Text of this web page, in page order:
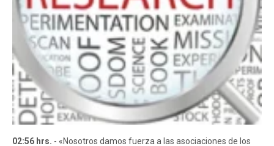
02:56 hrs. - «Nosotros damos fuerza a las asociaciones de los